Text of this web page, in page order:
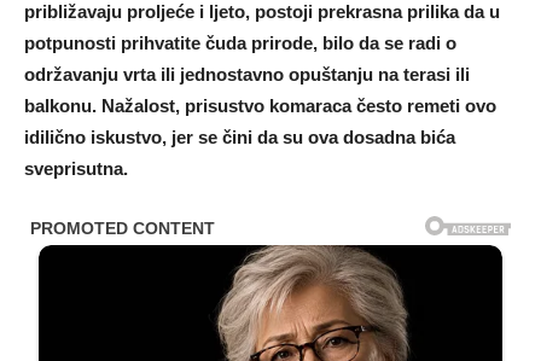
približavaju proljeće i ljeto, postoji prekrasna prilika da u
potpunosti prihvatite čuda prirode, bilo da se radi o
održavanju vrta ili jednostavno opuštanju na terasi ili
balkonu. Nažalost, prisustvo komaraca često remeti ovo
idilično iskustvo, jer se čini da su ova dosadna bića
sveprisutna.